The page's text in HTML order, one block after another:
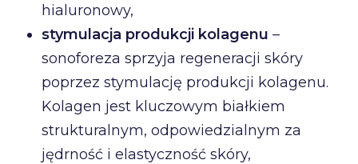
hialuronowy,
stymulacja produkcji kolagenu –
sonoforeza sprzyja regeneracji skóry
poprzez stymulację produkcji kolagenu.
Kolagen jest kluczowym białkiem
strukturalnym, odpowiedzialnym za
jędrność i elastyczność skóry,